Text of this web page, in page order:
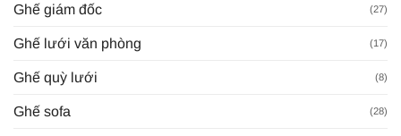
Ghế giám đốc (27)
Ghế lưới văn phòng (17)
Ghế quỳ lưới (8)
Ghế sofa (28)